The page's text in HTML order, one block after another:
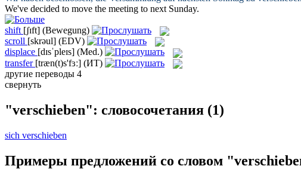
We've decided to move the meeting to next Sunday.
shift [ʃɪft] (Bewegung)
scroll [skrəul] (EDV)
displace [dɪsˈpleɪs] (Med.)
transfer [træn(t)s'fɜː] (ИТ)
другие переводы 4
свернуть
"verschieben": словосочетания (1)
sich verschieben
Примеры предложений со словом